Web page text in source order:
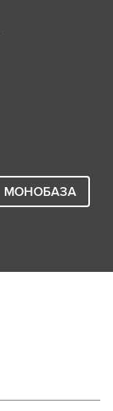
МОНОБАЗА